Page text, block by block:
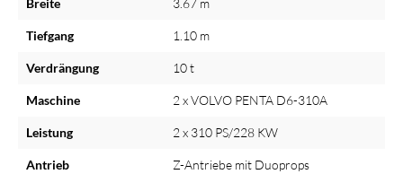
Breite 3.67 m
Tiefgang 1.10 m
Verdrängung 10 t
Maschine 2 x VOLVO PENTA D6-310A
Leistung 2 x 310 PS/228 KW
Antrieb Z-Antriebe mit Duoprops